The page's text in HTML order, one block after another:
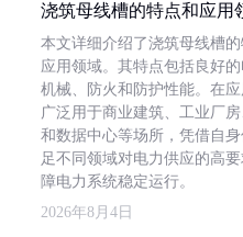
浇筑母线槽的特点和应用
本文详细介绍了浇筑母线槽的
应用领域。其特点包括良好的
机械、防火和防护性能。在应
广泛用于商业建筑、工业厂
和数据中心等场所，凭借自
足不同领域对电力供应的高
障电力系统稳定运行。
2026年8月4日